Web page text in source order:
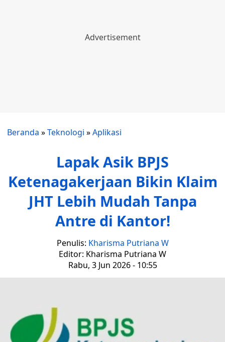
Beranda »Teknologi »Aplikasi
Lapak Asik BPJS
Ketenagakerjaan Bikin Klaim
JHT Lebih Mudah Tanpa
Antre di Kantor!
Penulis: Kharisma Putriana W
Editor: Kharisma Putriana W
Rabu, 3 Jun 2026 - 10:55